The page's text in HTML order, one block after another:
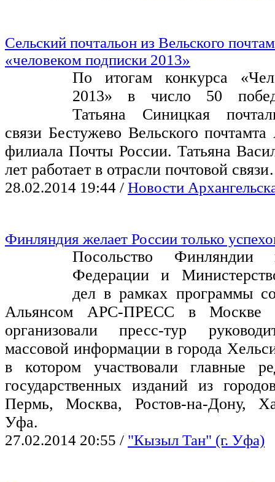
Сельский почтальон из Вельского
«человеком подписки 2013»
По итогам конкурса
2013» в число 50
Татьяна Синицкая
связи Бестужево Вельского почтамта
филиала Почты России. Татьяна
лет работает в отрасли почтовой
28.02.2014 19:44 / Новости
Финляндия желает России только
Посольство Финляндии
Федерации и
дел в рамках программы
Альянсом АРС-ПРЕСС в Москве
организовали пресс-тур
массовой информации в города
в котором участвовали главные
государственных изданий из
Пермь, Москва, Ростов-на-Дону,
Уфа.
27.02.2014 20:55 / "Кызыл Тан" (г. Уфа)